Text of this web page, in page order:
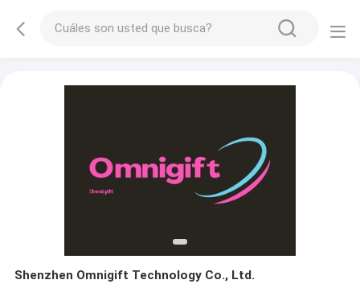
Shenzhen Omnigift Technology Co., Ltd.